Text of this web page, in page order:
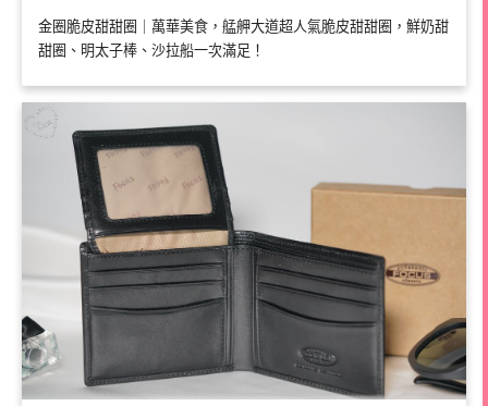
金圈脆皮甜甜圈｜萬華美食，艋舺大道超人氣脆皮甜甜圈，鮮奶甜
甜圈、明太子棒、沙拉船一次滿足！